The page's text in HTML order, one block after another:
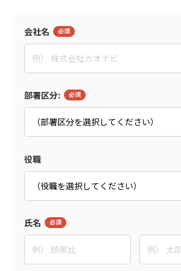
監修者
東野 敦
People Trees合同会社
パートナー詳細をみる
会社名
部署区分:
役職
氏名